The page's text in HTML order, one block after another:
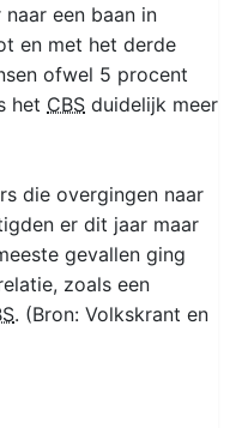
een baan in
en met het derde
ofwel 5 procent
het CBS duidelijk meer
die overgingen naar
er dit jaar maar
gevallen ging
zoals een
. (Bron: Volkskrant en